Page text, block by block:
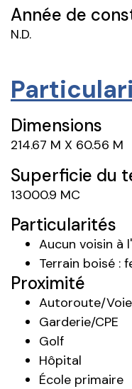
Année de
N.D.
Dimensions
214.67 M X 60.56 M
Superficie du
13000.9 MC
Particularités
Aucun voisin à
Terrain boisé :
Proximité
Autoroute/
Garderie/CPE
Golf
Hôpital
École primaire